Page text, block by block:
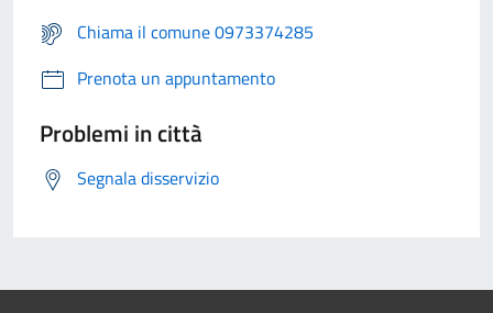
Chiama il comune 0973374285
Prenota un appuntamento
Problemi in città
Segnala disservizio